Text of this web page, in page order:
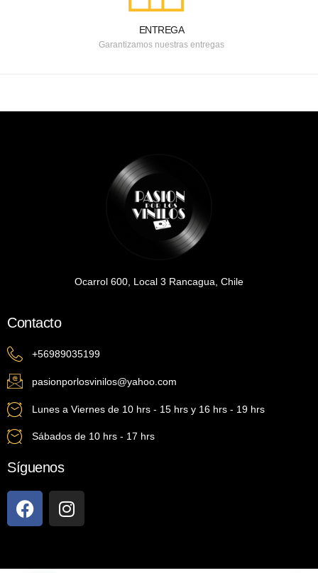
ENTREGA
Garantizamos nuestras entregas
Ocarrol 600, Local 3 Rancagua, Chile
Contacto
+56989035199
pasionporlosvinilos@yahoo.com
Lunes a Viernes de 10 hrs - 15 hrs y 16 hrs - 19 hrs
Sábados de 10 hrs - 17 hrs
Síguenos